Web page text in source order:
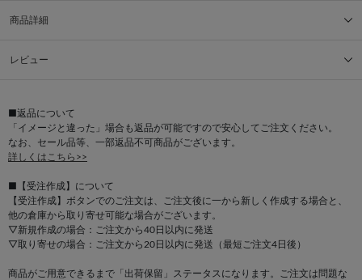
商品詳細
レビュー
■返品について
「イメージと違った」場合も返品が可能ですので安心してご注文ください。
なお、セール品等、一部返品不可商品がございます。
詳しくはこちら>>
■【受注作成】について
【受注作成】ボタンでのご注文は、ご注文後に一から新しく作成する場合と、
他の倉庫から取り寄せ可能な場合がございます。
▽新規作成の場合：ご注文から40日以内に発送
▽取り寄せの場合：ご注文から20日以内に発送（最短ご注文4日後）
商品がご用意できるまで「出荷保留」ステータスになります。ご注文は問題な